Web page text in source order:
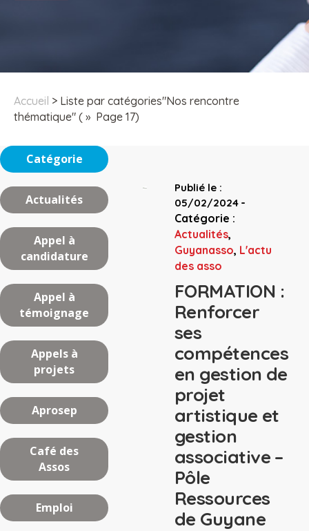
Accueil > Liste par catégories"Nos rencontre
thématique" ( » Page 17)
Catégorie
Actualités
Appel à
candidature
Appel à
témoignage
Appels à
projets
Aprosep
Café des
Assos
Emploi
Publié le :
05/02/2024 -
Catégorie :
Actualités,
Guyanasso, L'actu
des asso
FORMATION :
Renforcer
ses
compétences
en gestion de
projet
artistique et
gestion
associative –
Pôle
Ressources
de Guyane